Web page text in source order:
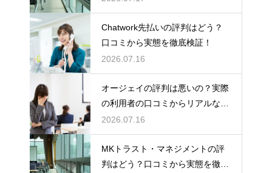
Chatwork先払いの評判はどう？
口コミから実態を徹底検証！
2026.07.16
オージェイの評判は悪いの？実際
の利用者の口コミからリアルな実
態検証
2026.07.16
MKトラスト・マネジメントの評
判はどう？口コミから実態を徹底